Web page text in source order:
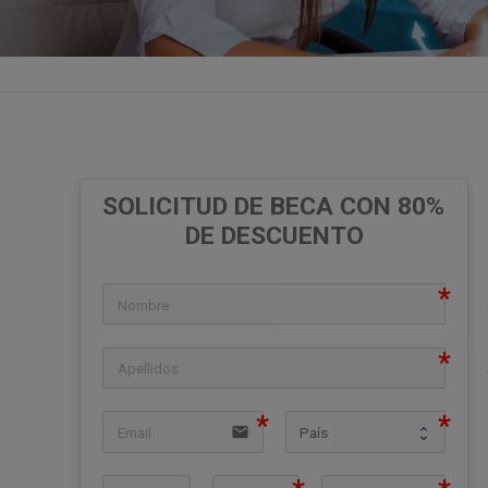
SOLICITUD DE BECA CON 80%
DE DESCUENTO
email